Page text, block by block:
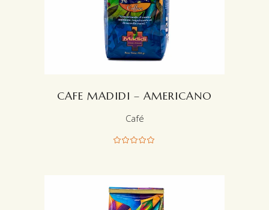
CAFE MADIDI – AMERICANO
Café